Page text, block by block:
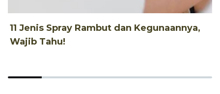
11 Jenis Spray Rambut dan Kegunaannya,
Wajib Tahu!